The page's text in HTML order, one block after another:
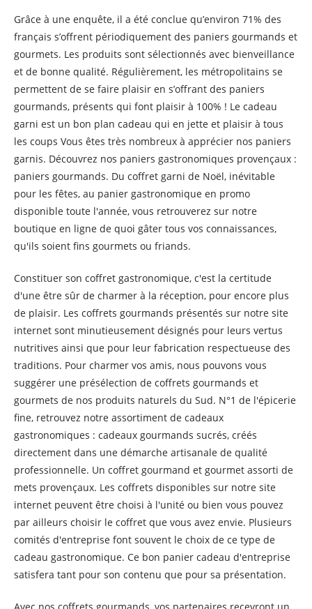
Grâce à une enquête, il a été conclue qu’environ 71% des
français s’offrent périodiquement des paniers gourmands et
gourmets. Les produits sont sélectionnés avec bienveillance
et de bonne qualité. Régulièrement, les métropolitains se
permettent de se faire plaisir en s’offrant des paniers
gourmands, présents qui font plaisir à 100% ! Le cadeau
garni est un bon plan cadeau qui en jette et plaisir à tous
les coups Vous êtes très nombreux à apprécier nos paniers
garnis. Découvrez nos paniers gastronomiques provençaux :
paniers gourmands. Du coffret garni de Noël, inévitable
pour les fêtes, au panier gastronomique en promo
disponible toute l'année, vous retrouverez sur notre
boutique en ligne de quoi gâter tous vos connaissances,
qu'ils soient fins gourmets ou friands.
Constituer son coffret gastronomique, c'est la certitude
d'une être sûr de charmer à la réception, pour encore plus
de plaisir. Les coffrets gourmands présentés sur notre site
internet sont minutieusement désignés pour leurs vertus
nutritives ainsi que pour leur fabrication respectueuse des
traditions. Pour charmer vos amis, nous pouvons vous
suggérer une présélection de coffrets gourmands et
gourmets de nos produits naturels du Sud. N°1 de l'épicerie
fine, retrouvez notre assortiment de cadeaux
gastronomiques : cadeaux gourmands sucrés, créés
directement dans une démarche artisanale de qualité
professionnelle. Un coffret gourmand et gourmet assorti de
mets provençaux. Les coffrets disponibles sur notre site
internet peuvent être choisi à l'unité ou bien vous pouvez
par ailleurs choisir le coffret que vous avez envie. Plusieurs
comités d'entreprise font souvent le choix de ce type de
cadeau gastronomique. Ce bon panier cadeau d'entreprise
satisfera tant pour son contenu que pour sa présentation.